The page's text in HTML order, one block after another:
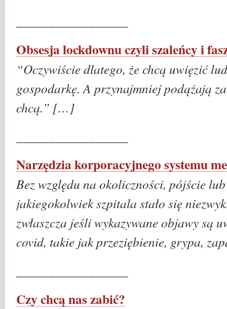
Obsesja lockdownu czyli szaleńcy i
“Oczywiście dlatego, że chcą uwięzić
gospodarkę. A przynajmniej podążają
chcą.” […]
Narzędzia korporacyjnego systemu
Bez względu na okoliczności, pójście
jakiegokolwiek szpitala stało się
zwłaszcza jeśli wykazywane objawy są
covid, takie jak przeziębienie, grypa,
Czy chcą nas zabić?